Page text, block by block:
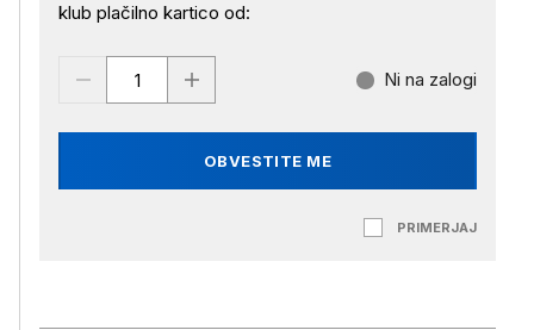
klub plačilno kartico od:
OBVESTITE ME
Ni na zalogi
PRIMERJAJ